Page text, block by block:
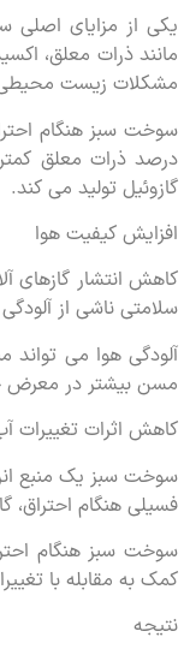
یکی از مزایای اصلی
مانند ذرات معلق،
مشکلات زیست
گازوئیل تولید می کند.
افزایش کیفیت هوا
کاهش انتشار گازهای
سلامتی ناشی از
آلودگی هوا می
مسن بیشتر در معرض
کاهش اثرات تغییرات
سوخت سبز یک منبع
فسیلی هنگام
سوخت سبز هنگام
کمک به مقابله با
نتیجه